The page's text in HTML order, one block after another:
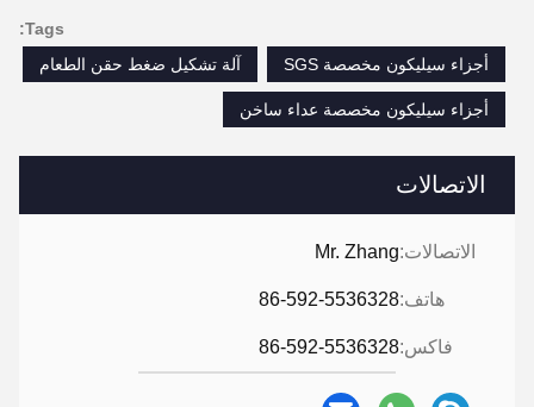
الاتصالات
الاتصالات:Mr. Zhang
هاتف:86-592-5536328
فاكس:86-592-5536328
Tags:
أجزاء سيليكون مخصصة SGS
آلة تشكيل ضغط حقن الطعام
أجزاء سيليكون مخصصة عداء ساخن